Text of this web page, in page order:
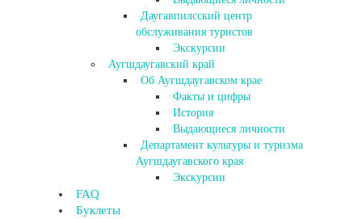
Даугавпилсский центр
обслуживания туристов
Экскурсии
Аугшдаугавский край
Об Аугшдаугавском крае
Факты и цифры
История
Выдающиеся личности
Департамент культуры и туризма
Аугшдаугавского края
Экскурсии
FAQ
Буклеты